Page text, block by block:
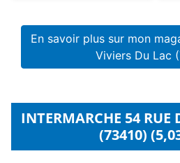
En savoir plus sur mon
Viviers Du Lac
INTERMARCHE 54 RUE
(73410)